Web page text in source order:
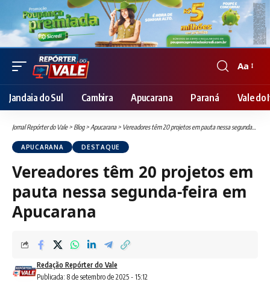
Font
Resizer
Aa
Jandaia do Sul Cambira Apucarana Paraná Vale do
Jornal Repórter do Vale> Blog>Apucarana> Vereadores têm 20 projetos em pauta nessa segunda-feira em Apucarana
APUCARANA DESTAQUE
Vereadores têm 20 projetos em
pauta nessa segunda-feira em
Apucarana
Publicada: 8 de setembro de 2025 - 15:12
Redação Repórter do Vale